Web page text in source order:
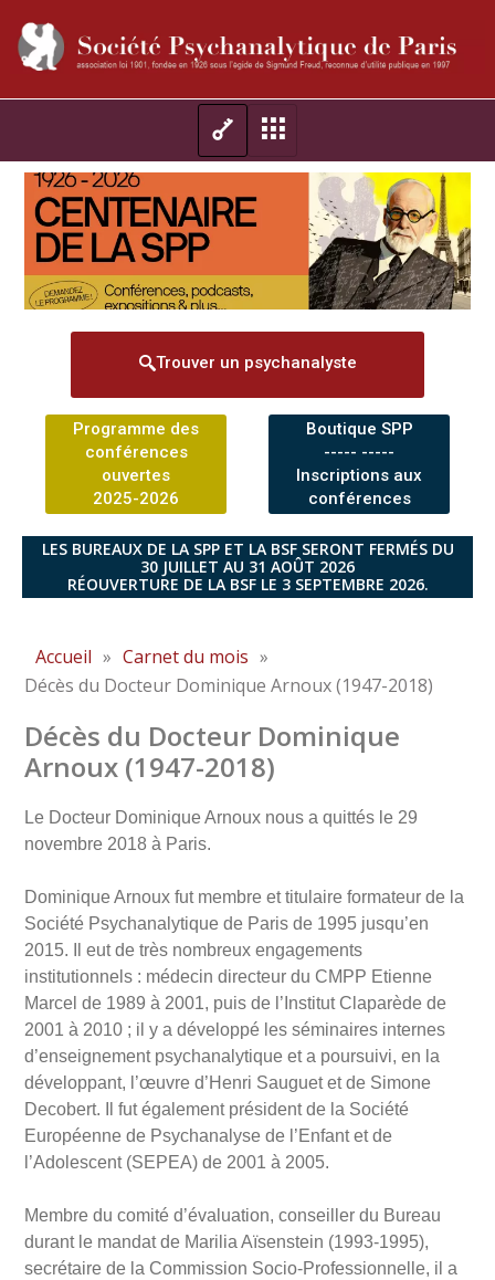
Trouver un psychanalyste
Programme des
conférences
ouvertes
2025-2026
Boutique SPP
----- -----
Inscriptions aux
conférences
LES BUREAUX DE LA SPP ET LA BSF SERONT FERMÉS DU
30 JUILLET AU 31 AOÛT 2026
RÉOUVERTURE DE LA BSF LE 3 SEPTEMBRE 2026.
Accueil » Carnet du mois »
Décès du Docteur Dominique Arnoux (1947-2018)
Décès du Docteur Dominique
Arnoux (1947-2018)
Le Docteur Dominique Arnoux nous a quittés le 29
novembre 2018 à Paris.
Dominique Arnoux fut membre et titulaire formateur de la
Société Psychanalytique de Paris de 1995 jusqu’en
2015. Il eut de très nombreux engagements
institutionnels : médecin directeur du CMPP Etienne
Marcel de 1989 à 2001, puis de l’Institut Claparède de
2001 à 2010 ; il y a développé les séminaires internes
d’enseignement psychanalytique et a poursuivi, en la
développant, l’œuvre d’Henri Sauguet et de Simone
Decobert. Il fut également président de la Société
Européenne de Psychanalyse de l’Enfant et de
l’Adolescent (SEPEA) de 2001 à 2005.
Membre du comité d’évaluation, conseiller du Bureau
durant le mandat de Marilia Aïsenstein (1993-1995),
secrétaire de la Commission Socio-Professionnelle, il a